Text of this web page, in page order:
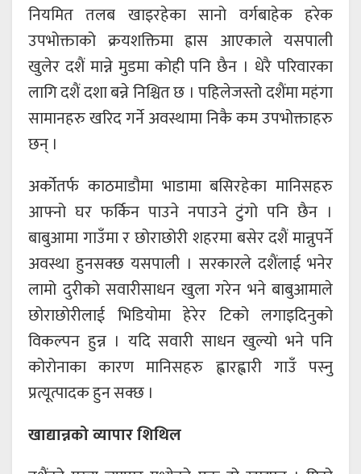
नियमित तलब खाइरहेका सानो वर्गबाहेक हरेक
उपभोक्ताको क्रयशक्तिमा ह्रास आएकाले यसपाली
खुलेर दशैं मान्ने मुडमा कोही पनि छैन । धेरै परिवारका
लागि दशैं दशा बन्ने निश्चित छ । पहिलेजस्तो दशैंमा महंगा
सामानहरु खरिद गर्ने अवस्थामा निकै कम उपभोक्ताहरु
छन् ।
अर्कोतर्फ काठमाडौमा भाडामा बसिरहेका मानिसहरु
आफ्नो घर फर्किन पाउने नपाउने टुंगो पनि छैन ।
बाबुआमा गाउँमा र छोराछोरी शहरमा बसेर दशैं मान्नुपर्ने
अवस्था हुनसक्छ यसपाली । सरकारले दशैंलाई भनेर
लामो दुरीको सवारीसाधन खुला गरेन भने बाबुआमाले
छोराछोरीलाई भिडियोमा हेरेर टिको लगाइदिनुको
विकल्पन हुन्न । यदि सवारी साधन खुल्यो भने पनि
कोरोनाका कारण मानिसहरु ह्वारह्वारी गाउँ पस्नु
प्रत्यूत्पादक हुन सक्छ ।
खाद्यान्नको व्यापार शिथिल